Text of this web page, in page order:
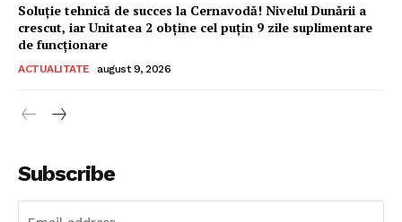
Soluție tehnică de succes la Cernavodă! Nivelul Dunării a
crescut, iar Unitatea 2 obține cel puțin 9 zile suplimentare
de funcționare
ACTUALITATE august 9, 2026
Subscribe